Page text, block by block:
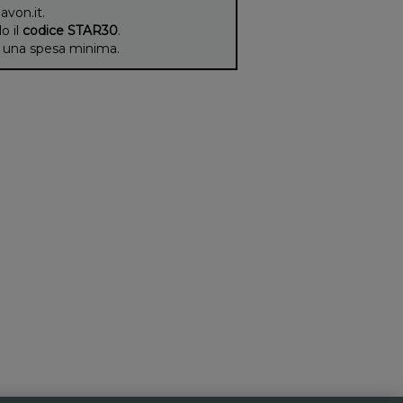
il codice STAR30.
spesa minima.